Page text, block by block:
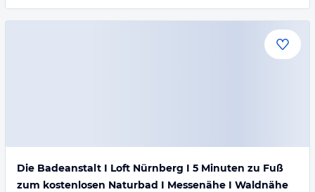
Die Badeanstalt I Loft Nürnberg I 5 Minuten zu Fuß
zum kostenlosen Naturbad I Messenähe I Waldnähe